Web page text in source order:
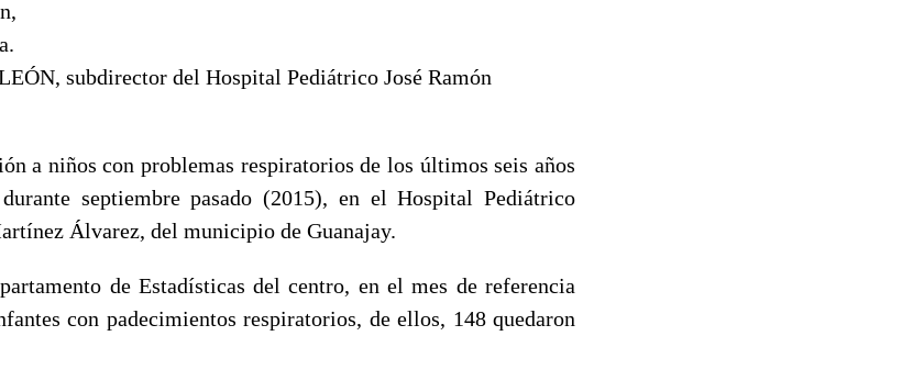
subdirector del Hospital Pediátrico José Ramón
a niños con problemas respiratorios de los últimos seis años
septiembre pasado (2015), en el Hospital Pediátrico
Álvarez, del municipio de Guanajay.
de Estadísticas del centro, en el mes de referencia
con padecimientos respiratorios, de ellos, 148 quedaron